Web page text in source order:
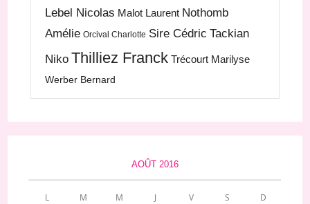
Lebel Nicolas Malot Laurent Nothomb
Amélie Orcival Charlotte Sire Cédric Tackian
Niko Thilliez Franck Trécourt Marilyse
Werber Bernard
AOÛT 2016
L M M J V S D